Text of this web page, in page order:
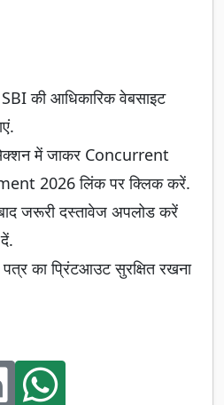
की आधिकारिक वेबसाइट
में जाकर Concurrent
2026 लिंक पर क्लिक करें.
जरूरी दस्तावेज अपलोड करें
का प्रिंटआउट सुरक्षित रखना